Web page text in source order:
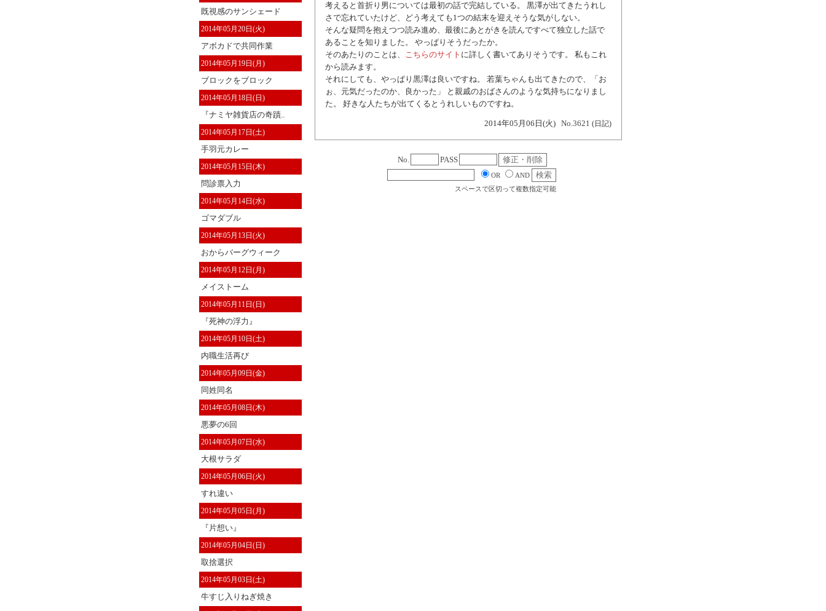
既視感のサンシェード
2014年05月20日(火)
アボカドで共同作業
2014年05月19日(月)
ブロックをブロック
2014年05月18日(日)
『ナミヤ雑貨店の奇蹟..
2014年05月17日(土)
手羽元カレー
2014年05月15日(木)
問診票入力
2014年05月14日(水)
ゴマダブル
2014年05月13日(火)
おからバーグウィーク
2014年05月12日(月)
メイストーム
2014年05月11日(日)
『死神の浮力』
2014年05月10日(土)
内職生活再び
2014年05月09日(金)
同姓同名
2014年05月08日(木)
悪夢の6回
2014年05月07日(水)
大根サラダ
2014年05月06日(火)
すれ違い
2014年05月05日(月)
『片想い』
2014年05月04日(日)
取捨選択
2014年05月03日(土)
牛すじ入りねぎ焼き
考えると首折り男については最初の話で完結している。 黒澤が出てきたうれし
さで忘れていたけど、どう考えても1つの結末を迎えそうな気がしない。
そんな疑問を抱えつつ読み進め、最後にあとがきを読んですべて独立した話で
あることを知りました。 やっぱりそうだったか。
そのあたりのことは、 こちらのサイト に詳しく書いてありそうです。 私もこれ
から読みます。
それにしても、やっぱり黒澤は良いですね。 若葉ちゃんも出てきたので、「お
ぉ、元気だったのか、良かった」 と親戚のおばさんのような気持ちになりまし
た。 好きな人たちが出てくるとうれしいものですね。
2014年05月06日(火) No.3621 (日記)
No. PASS
OR
AND
スペースで区切って複数指定可能